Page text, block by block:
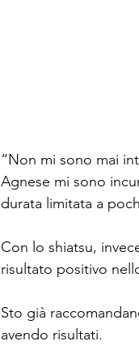
“Non mi sono mai
Agnese mi sono
durata limitata a
Con lo shiatsu,
risultato positivo
Sto già
avendo risultati.